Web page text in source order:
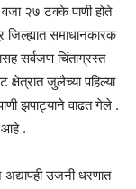
२७ टक्के पाणी होते
समाधानकारक
सर्वजण चिंताग्रस्त
जुलैच्या पहिल्या
झपाट्याने वाढत गेले .
आहे .
उजनी धरणात